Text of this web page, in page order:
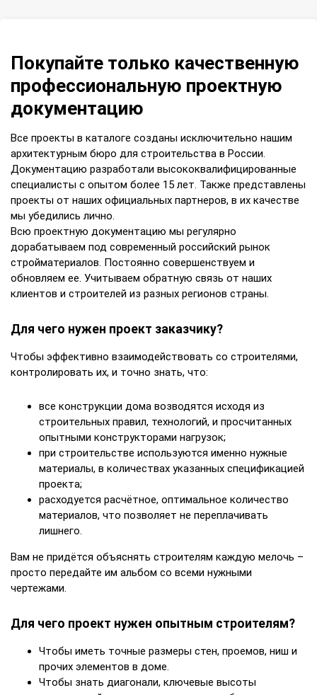
Покупайте только качественную
профессиональную проектную
документацию
Все проекты в каталоге созданы исключительно нашим
архитектурным бюро для строительства в России.
Документацию разработали высококвалифицированные
специалисты с опытом более 15 лет. Также представлены
проекты от наших официальных партнеров, в их качестве
мы убедились лично.
Всю проектную документацию мы регулярно
дорабатываем под современный российский рынок
стройматериалов. Постоянно совершенствуем и
обновляем ее. Учитываем обратную связь от наших
клиентов и строителей из разных регионов страны.
Для чего нужен проект заказчику?
Чтобы эффективно взаимодействовать со строителями,
контролировать их, и точно знать, что:
все конструкции дома возводятся исходя из
строительных правил, технологий, и просчитанных
опытными конструкторами нагрузок;
при строительстве используются именно нужные
материалы, в количествах указанных спецификацией
проекта;
расходуется расчётное, оптимальное количество
материалов, что позволяет не переплачивать
лишнего.
Вам не придётся объяснять строителям каждую мелочь –
просто передайте им альбом со всеми нужными
чертежами.
Для чего проект нужен опытным строителям?
Чтобы иметь точные размеры стен, проемов, ниш и
прочих элементов в доме.
Чтобы знать диагонали, ключевые высоты